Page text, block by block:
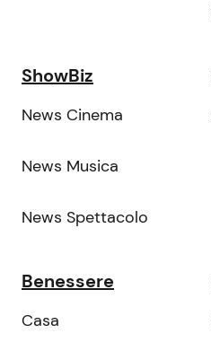
ShowBiz
News Cinema
News Musica
News Spettacolo
Benessere
Casa